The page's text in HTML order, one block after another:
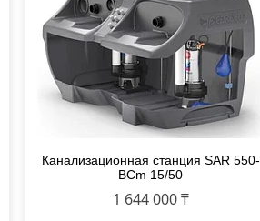
Канализационная станция SAR 550-
BCm 15/50
1 644 000 ₸